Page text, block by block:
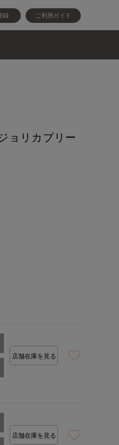
録 ご利用ガイド
ョリカプリー
店舗在庫を見る
店舗在庫を見る